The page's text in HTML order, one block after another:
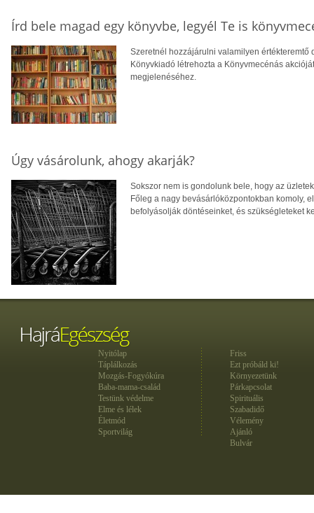
Írd bele magad egy könyvbe, legyél Te is
Szeretnél hozzájárulni valamilyen
Könyvkiadó létrehozta a Könyvmecénás
megjelenéséhez.
Úgy vásárolunk, ahogy akarják?
Sokszor nem is gondolunk bele, hogy az
Főleg a nagy bevásárlóközpontokban komoly,
befolyásolják döntéseinket, és szükségleteket
Nyitólap
Táplálkozás
Mozgás-Fogyókúra
Baba-mama-család
Testünk védelme
Elme és lélek
Életmód
Sportvilág
Friss
Ezt próbáld ki!
Környezetünk
Párkapcsolat
Spirituális
Szabadidő
Vélemény
Ajánló
Bulvár